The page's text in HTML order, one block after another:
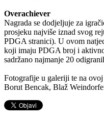
Overachiever
Nagrada se dodjeljuje za
prosjeku najviše iznad svog
PDGA stranici). U ovom
koji imaju PDGA broj i
sadržano najmanje 20
Fotografije u galeriji te na
Borut Bencak, Blaž